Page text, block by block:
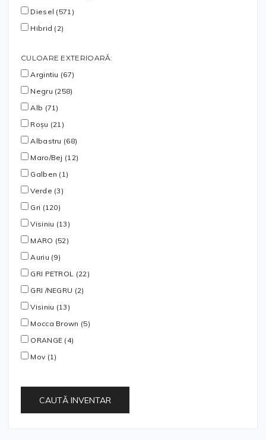
Diesel (571)
Hibrid (2)
CULOARE EXTERIOARĂ:
Argintiu (67)
Negru (258)
Alb (71)
Roșu (21)
Albastru (68)
Maro/Bej (12)
Galben (1)
Verde (3)
Gri (120)
Visiniu (13)
MARO (52)
Auriu (9)
GRI PETROL (22)
GRI /NEGRU (2)
Visiniu (13)
Mocca Brown (5)
ORANGE (4)
Mov (1)
CAUTĂ INVENTAR